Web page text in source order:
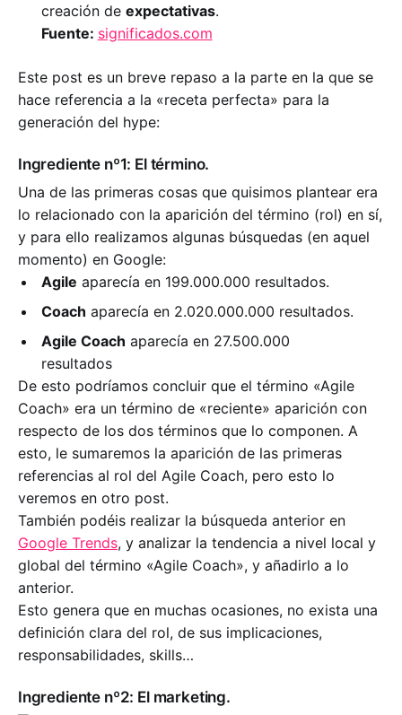
creación de expectativas.
Fuente: significados.com
Este post es un breve repaso a la parte en la que se
hace referencia a la «receta perfecta» para la
generación del hype:
Ingrediente nº1: El término.
Una de las primeras cosas que quisimos plantear era
lo relacionado con la aparición del término (rol) en sí,
y para ello realizamos algunas búsquedas (en aquel
momento) en Google:
Agile aparecía en 199.000.000 resultados.
Coach aparecía en 2.020.000.000 resultados.
Agile Coach aparecía en 27.500.000
resultados
De esto podríamos concluir que el término «Agile
Coach» era un término de «reciente» aparición con
respecto de los dos términos que lo componen. A
esto, le sumaremos la aparición de las primeras
referencias al rol del Agile Coach, pero esto lo
veremos en otro post.
También podéis realizar la búsqueda anterior en
Google Trends, y analizar la tendencia a nivel local y
global del término «Agile Coach», y añadirlo a lo
anterior.
Esto genera que en muchas ocasiones, no exista una
definición clara del rol, de sus implicaciones,
responsabilidades, skills…
Ingrediente nº2: El marketing.